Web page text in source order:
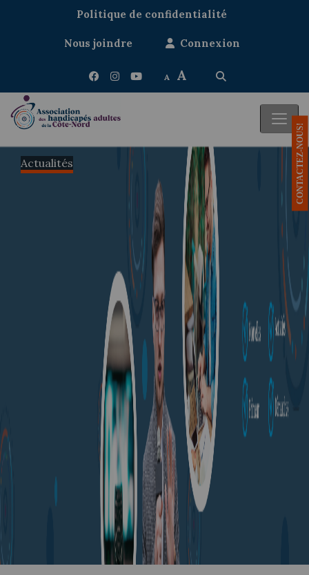
Politique de confidentialité
Nous joindre Connexion
A A
CONTACTEZ-NOUS!
Actualités